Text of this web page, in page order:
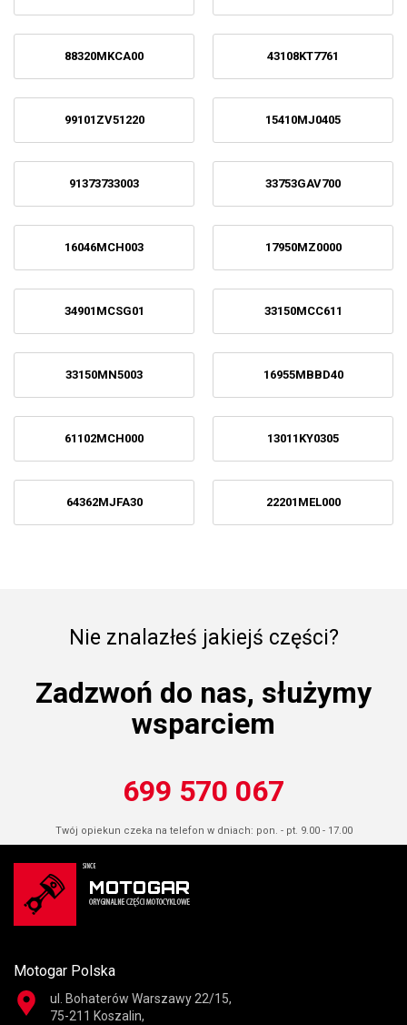
88320MKCA00 43108KT7761
99101ZV51220 15410MJ0405
91373733003 33753GAV700
16046MCH003 17950MZ0000
34901MCSG01 33150MCC611
33150MN5003 16955MBBD40
61102MCH000 13011KY0305
64362MJFA30 22201MEL000
Nie znalazłeś jakiejś części?
Zadzwoń do nas, służymy
wsparciem
699 570 067
Twój opiekun czeka na telefon w dniach: pon. - pt. 9.00 - 17.00
Motogar Polska
ul. Bohaterów Warszawy 22/15,
75-211 Koszalin,